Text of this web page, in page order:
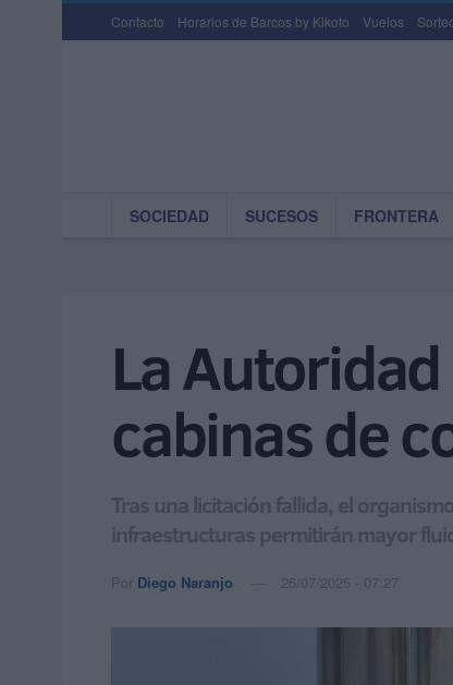
Contacto Horarios de Barcos by Kikoto Vuelos
SOCIEDAD SUCESOS FRONTERA
La
cabinas de
Tras una licitación fallida, el
infraestructuras permitirán mayor
Por Diego Naranjo 26/07/2025 - 07:27